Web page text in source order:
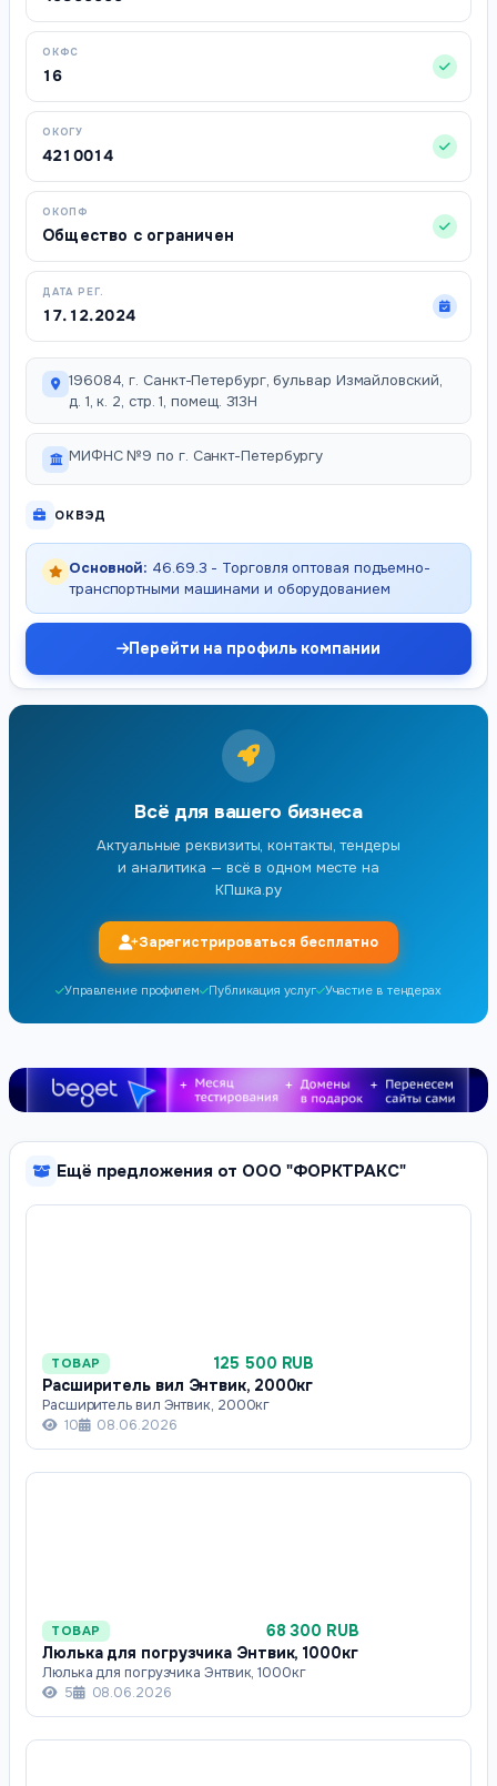
ОКФС
16
ОКОГУ
4210014
ОКОПФ
Общество с ограничен
ДАТА РЕГ.
17.12.2024
196084, г. Санкт-Петербург, бульвар Измайловский,
д. 1, к. 2, стр. 1, помещ. 313Н
МИФНС №9 по г. Санкт-Петербургу
ОКВЭД
Основной: 46.69.3 - Торговля оптовая подъемно-
транспортными машинами и оборудованием
Перейти на профиль компании
Всё для вашего бизнеса
Актуальные реквизиты, контакты, тендеры
и аналитика — всё в одном месте на
КПшка.ру
Зарегистрироваться бесплатно
Управление профилем Публикация услуг Участие в тендерах
Ещё предложения от ООО "ФОРКТРАКС"
ТОВАР
125 500 RUB
Расширитель вил Энтвик, 2000кг
Расширитель вил Энтвик, 2000кг
10
08.06.2026
ТОВАР
68 300 RUB
Люлька для погрузчика Энтвик, 1000кг
Люлька для погрузчика Энтвик, 1000кг
5
08.06.2026